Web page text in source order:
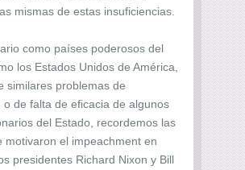
mismas de estas insuficiencias.
como países poderosos del
los Estados Unidos de América,
similares problemas de
o de falta de eficacia de algunos
del Estado, recordemos las
motivaron el impeachment en
presidentes Richard Nixon y Bill